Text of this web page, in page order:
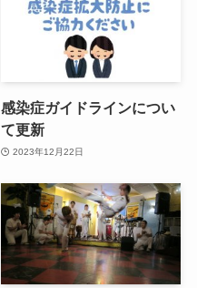
感染症ガイドラインについ
て更新
2023年12月22日